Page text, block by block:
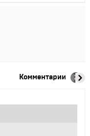
Комментарии 2